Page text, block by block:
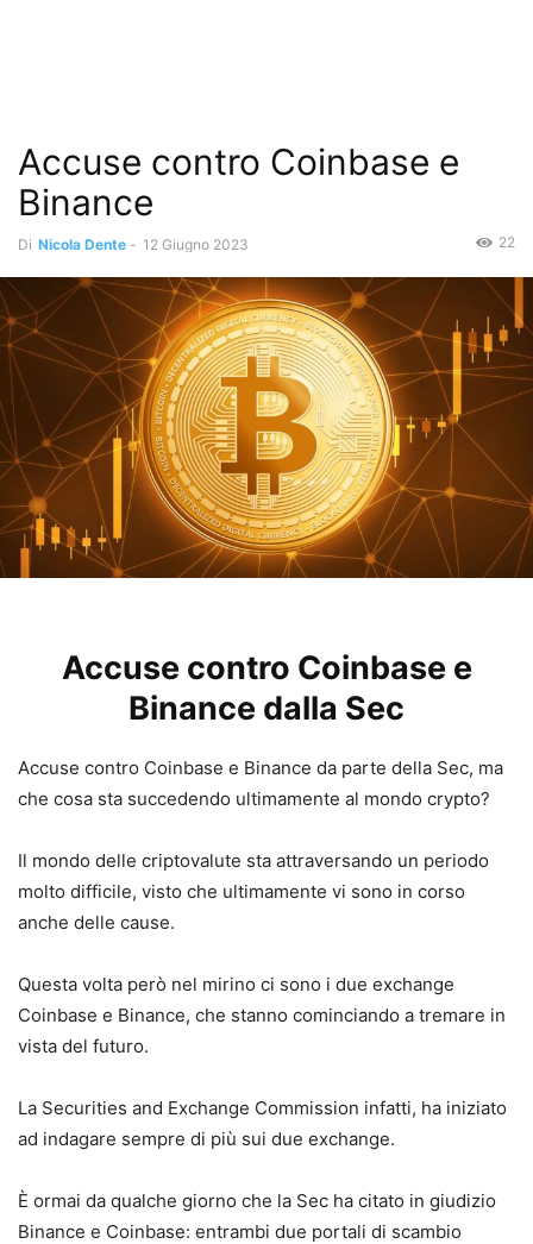
Accuse contro Coinbase e
Binance
Di Nicola Dente - 12 Giugno 2023 22
Accuse contro Coinbase e
Binance dalla Sec
Accuse contro Coinbase e Binance da parte della Sec, ma
che cosa sta succedendo ultimamente al mondo crypto?
Il mondo delle criptovalute sta attraversando un periodo
molto difficile, visto che ultimamente vi sono in corso
anche delle cause.
Questa volta però nel mirino ci sono i due exchange
Coinbase e Binance, che stanno cominciando a tremare in
vista del futuro.
La Securities and Exchange Commission infatti, ha iniziato
ad indagare sempre di più sui due exchange.
È ormai da qualche giorno che la Sec ha citato in giudizio
Binance e Coinbase: entrambi due portali di scambio